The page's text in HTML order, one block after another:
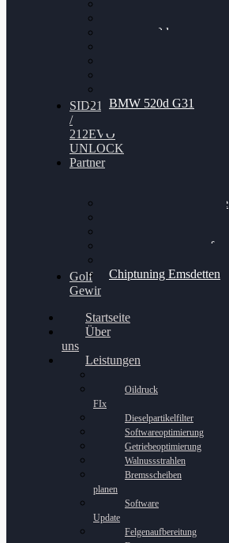
BMW 120d
BMW 520d G31
SID212
/
212EVO
UNLOCK
Partner
Bilgenroth Performance
Chiptuning Schüttorf
Chiptuning Emsdetten
Golf
Gewinnspiel
Startseite
Über
uns
Leistungen
Oildruck
FIx
Dieselpartikelfilter
Softwareoptimierung
Getriebeoptimierung
Walnussstrahlen
Bremsscheiben
planen
Software
Update
Felgenaufbereitung